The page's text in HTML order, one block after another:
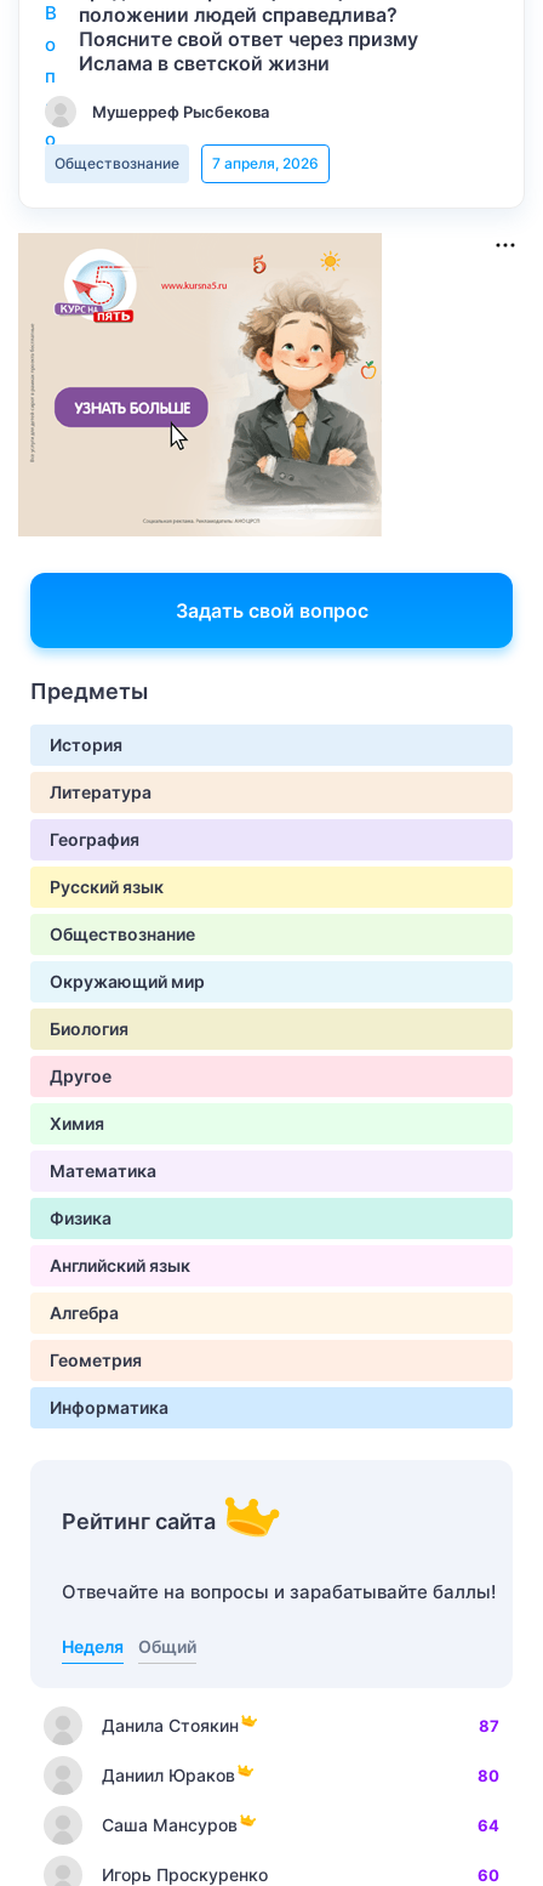
положении людей справедлива?
Поясните свой ответ через призму
Ислама в светской жизни
Мушерреф Рысбекова
Обществознание 7 апреля, 2026
Задать свой вопрос
Предметы
История
Литература
География
Русский язык
Обществознание
Окружающий мир
Биология
Другое
Химия
Математика
Физика
Английский язык
Алгебра
Геометрия
Информатика
Рейтинг сайта
Отвечайте на вопросы и зарабатывайте баллы!
Неделя Общий
Данила Стоякин 87
Даниил Юраков 80
Саша Мансуров 64
Игорь Проскуренко 60